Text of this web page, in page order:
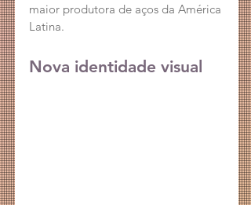
maior produtora de aços da América
Latina.
Nova identidade visual